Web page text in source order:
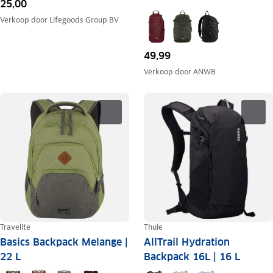
25,00
Verkoop door Lifegoods Group BV
49,99
Verkoop doorANWB
Travelite
Basics Backpack Melange |
22 L
Thule
AllTrail Hydration
Backpack 16L | 16 L